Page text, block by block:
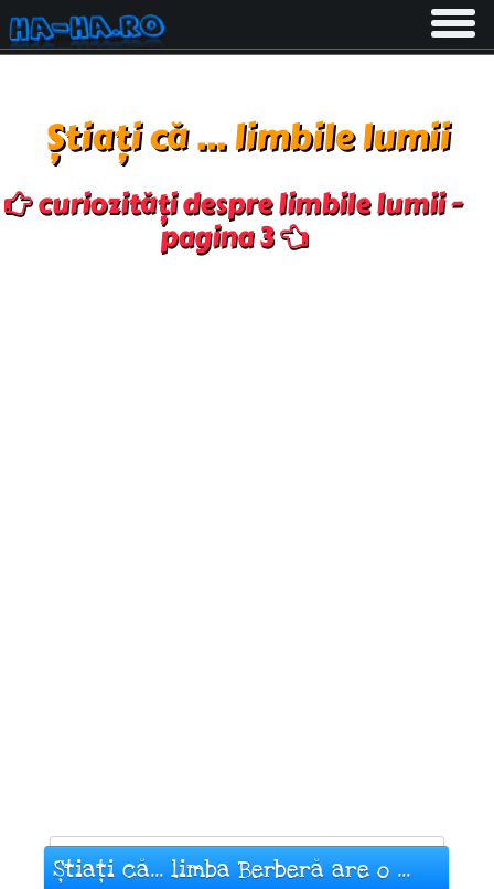
Toggle
Știați că ... limbile lumii
curiozități despre limbile lumii -
pagina 3
Știați că... limba Berberă are o ...